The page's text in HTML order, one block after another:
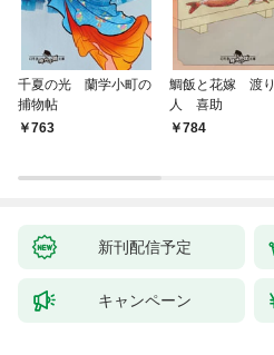
千夏の光 蘭学小町の
捕物帖
763
鯛飯と花嫁 渡
人 喜助
784
新刊配信予定
キャンペーン